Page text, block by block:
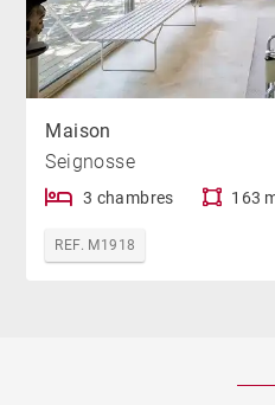
Maison
Seignosse
3 chambres 163
REF. M1918